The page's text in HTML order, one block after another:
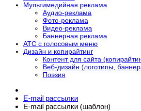
Мультимедийная реклама
Аудио-реклама
Фото-реклама
Видео-реклама
Баннерная реклама
АТС с голосовым меню
Дизайн и копирайтинг
Контент для сайта
Веб-дизайн (логотипы,
Поэзия
E-mail рассылки
E-mail рассылки (шаблон)